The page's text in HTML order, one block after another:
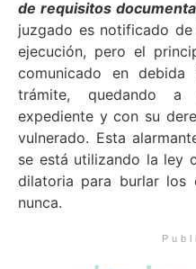
de requisitos
juzgado es notificado
ejecución, pero el
comunicado en
trámite, quedando
expediente y con su
vulnerado. Esta
se está utilizando la ley
dilatoria para burlar los
nunca.